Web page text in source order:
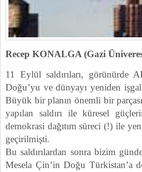
Recep KONALGA (Gazi
11 Eylül saldırıları, görünürde
Doğu’yu ve dünyayı yeniden
Büyük bir planın önemli bir
yapılan saldırı ile küresel
demokrasi dağıtım süreci (!) ile
geçirilmişti.
Bu saldırılardan sonra bizim
Mesela Çin’in Doğu Türkistan’a